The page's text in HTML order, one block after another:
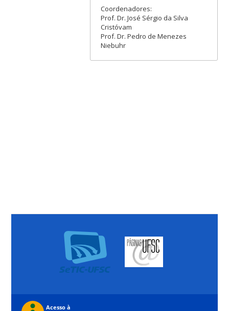
Coordenadores:
Prof. Dr. José Sérgio da Silva
Cristóvam
Prof. Dr. Pedro de Menezes
Niebuhr